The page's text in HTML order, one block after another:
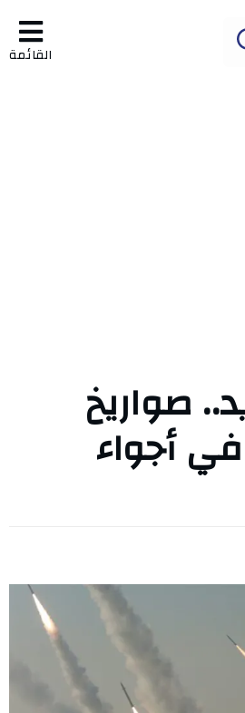
القائمة
صواريخ
أجواء